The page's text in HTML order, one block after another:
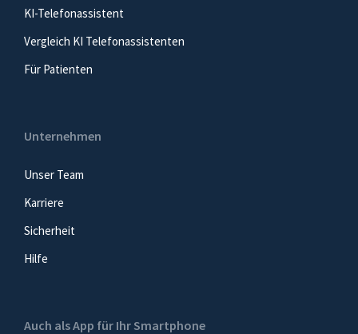
KI-Telefonassistent
Vergleich KI Telefonassistenten
Für Patienten
Unternehmen
Unser Team
Karriere
Sicherheit
Hilfe
Auch als App für Ihr Smartphone